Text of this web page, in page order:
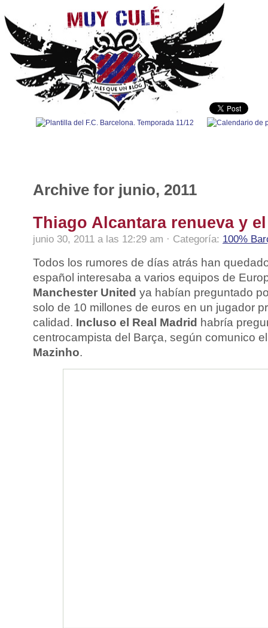
Archive for junio, 2011
Thiago Alcantara renueva y
junio 30, 2011 a las 12:29 am · Categoría: 100%
Todos los rumores de días atrás han
español interesaba a varios equipos de
Manchester United ya habían preguntado
solo de 10 millones de euros en un jugador
calidad. Incluso el Real Madrid habría
centrocampista del Barça, según comunico
Mazinho.